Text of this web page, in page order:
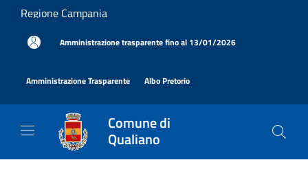
Salta al contenuto principale
Regione Campania
Amministrazione trasparente fino al 13/01/2026
Amministrazione Trasparente Albo Pretorio
Comune di
Qualiano